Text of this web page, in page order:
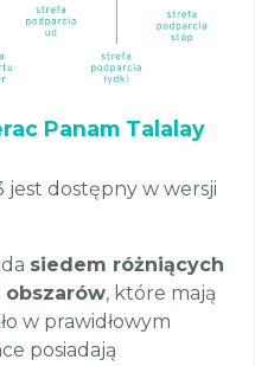
Panam Talalay
jest dostępny w wersji
siedem różniących
obszarów, które mają
w prawidłowym
posiadają